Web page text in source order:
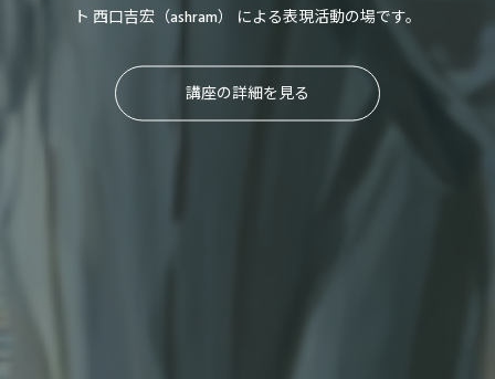
ト 西口吉宏（ashram） による表現活動の場です。
講座の詳細を見る